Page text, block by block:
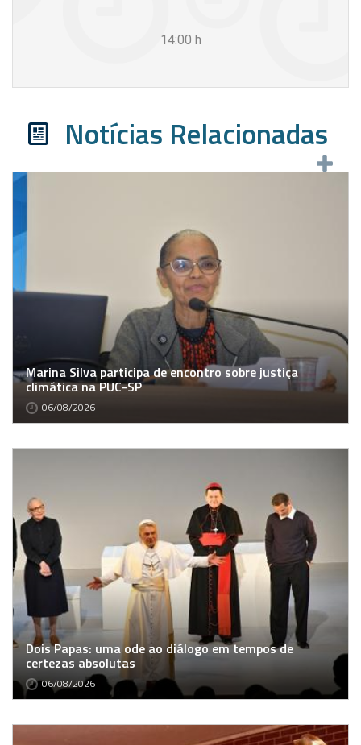
14:00 h
Notícias Relacionadas
Marina Silva participa de encontro sobre justiça
climática na PUC-SP
06/08/2026
Dois Papas: uma ode ao diálogo em tempos de
certezas absolutas
06/08/2026